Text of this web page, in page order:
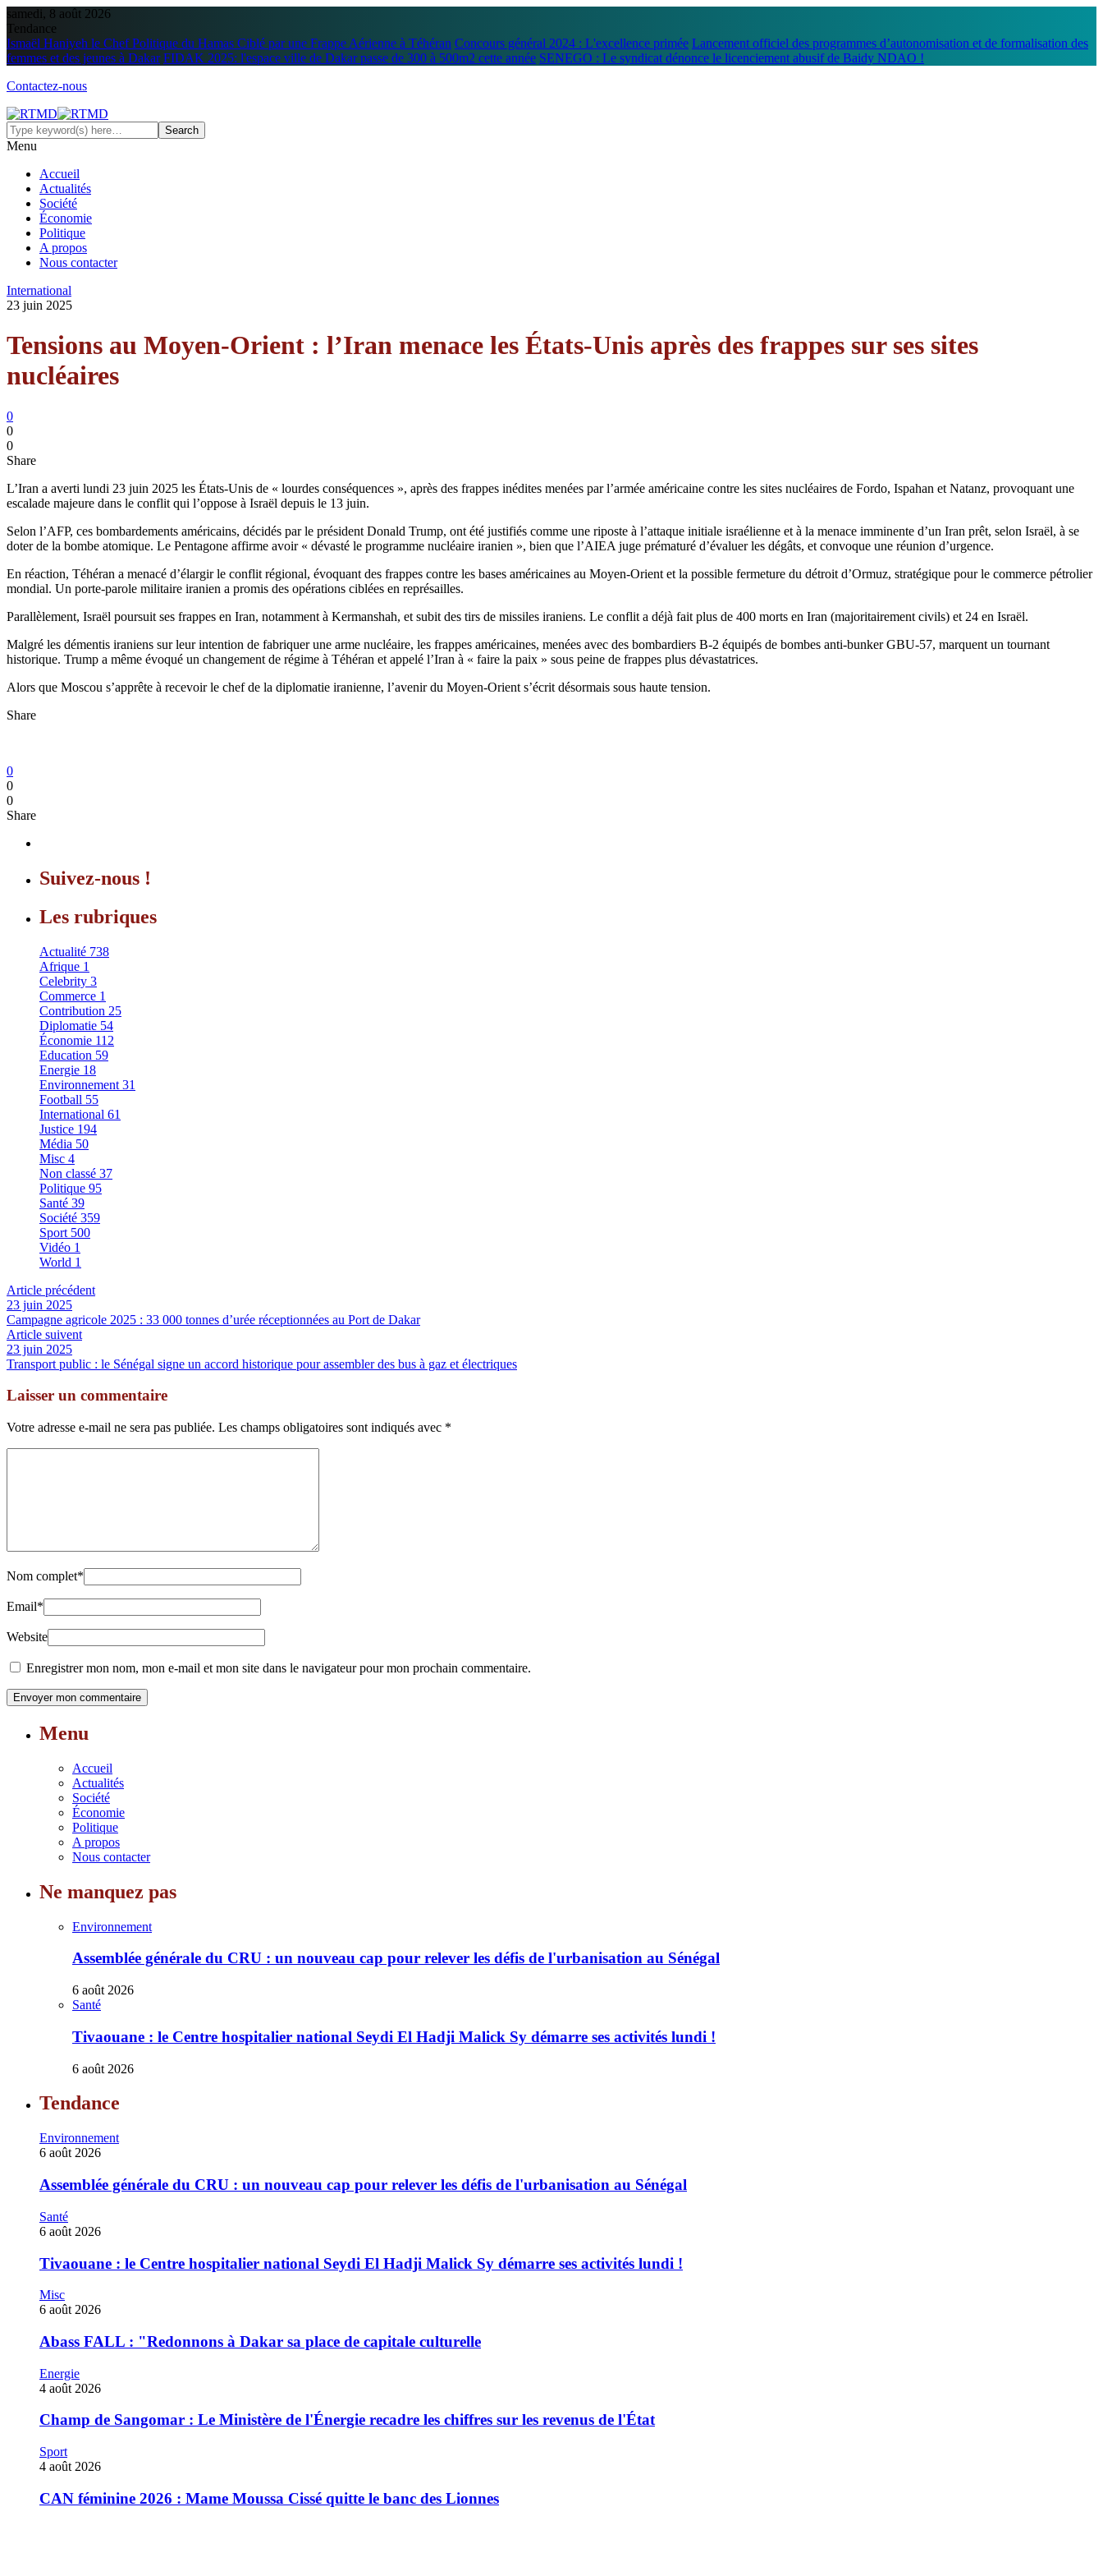
samedi, 8 août 2026
Tendance
Ismaël Haniyeh le Chef Politique du Hamas Ciblé par une Frappe Aérienne à Téhéran Concours général 2024 : L'excellence primée Lancement officiel des programmes d’autonomisation et de formalisation des
femmes et des jeunes à Dakar FIDAK 2025: l'espace ville de Dakar passe de 300 à 500m2 cette année SENEGO : Le syndicat dénonce le licenciement abusif de Baidy NDAO !
Contactez-nous
Menu
Accueil
Actualités
Société
Économie
Politique
A propos
Nous contacter
International
23 juin 2025
Tensions au Moyen-Orient : l’Iran menace les États-Unis après des frappes sur ses sites
nucléaires
0
0
0
Share
L’Iran a averti lundi 23 juin 2025 les États-Unis de « lourdes conséquences », après des frappes inédites menées par l’armée américaine contre les sites nucléaires de Fordo, Ispahan et Natanz, provoquant une
escalade majeure dans le conflit qui l’oppose à Israël depuis le 13 juin.
Selon l’AFP, ces bombardements américains, décidés par le président Donald Trump, ont été justifiés comme une riposte à l’attaque initiale israélienne et à la menace imminente d’un Iran prêt, selon Israël, à se
doter de la bombe atomique. Le Pentagone affirme avoir « dévasté le programme nucléaire iranien », bien que l’AIEA juge prématuré d’évaluer les dégâts, et convoque une réunion d’urgence.
En réaction, Téhéran a menacé d’élargir le conflit régional, évoquant des frappes contre les bases américaines au Moyen-Orient et la possible fermeture du détroit d’Ormuz, stratégique pour le commerce pétrolier
mondial. Un porte-parole militaire iranien a promis des opérations ciblées en représailles.
Parallèlement, Israël poursuit ses frappes en Iran, notamment à Kermanshah, et subit des tirs de missiles iraniens. Le conflit a déjà fait plus de 400 morts en Iran (majoritairement civils) et 24 en Israël.
Malgré les démentis iraniens sur leur intention de fabriquer une arme nucléaire, les frappes américaines, menées avec des bombardiers B-2 équipés de bombes anti-bunker GBU-57, marquent un tournant
historique. Trump a même évoqué un changement de régime à Téhéran et appelé l’Iran à « faire la paix » sous peine de frappes plus dévastatrices.
Alors que Moscou s’apprête à recevoir le chef de la diplomatie iranienne, l’avenir du Moyen-Orient s’écrit désormais sous haute tension.
Share
0
0
0
Share
Suivez-nous !
Les rubriques
Actualité 738
Afrique 1
Celebrity 3
Commerce 1
Contribution 25
Diplomatie 54
Économie 112
Education 59
Energie 18
Environnement 31
Football 55
International 61
Justice 194
Média 50
Misc 4
Non classé 37
Politique 95
Santé 39
Société 359
Sport 500
Vidéo 1
World 1
Article précédent
23 juin 2025
Campagne agricole 2025 : 33 000 tonnes d’urée réceptionnées au Port de Dakar
Article suivent
23 juin 2025
Transport public : le Sénégal signe un accord historique pour assembler des bus à gaz et électriques
Laisser un commentaire
Votre adresse e-mail ne sera pas publiée. Les champs obligatoires sont indiqués avec *
Nom complet*
Email*
Website
Enregistrer mon nom, mon e-mail et mon site dans le navigateur pour mon prochain commentaire.
Menu
Accueil
Actualités
Société
Économie
Politique
A propos
Nous contacter
Ne manquez pas
Environnement
Assemblée générale du CRU : un nouveau cap pour relever les défis de l'urbanisation au Sénégal
6 août 2026
Santé
Tivaouane : le Centre hospitalier national Seydi El Hadji Malick Sy démarre ses activités lundi !
6 août 2026
Tendance
Environnement
6 août 2026
Assemblée générale du CRU : un nouveau cap pour relever les défis de l'urbanisation au Sénégal
Santé
6 août 2026
Tivaouane : le Centre hospitalier national Seydi El Hadji Malick Sy démarre ses activités lundi !
Misc
6 août 2026
‎Abass FALL : "Redonnons à Dakar sa place de capitale culturelle
Energie
4 août 2026
Champ de Sangomar : Le Ministère de l'Énergie recadre les chiffres sur les revenus de l'État
Sport
4 août 2026
CAN féminine 2026 : Mame Moussa Cissé quitte le banc des Lionnes